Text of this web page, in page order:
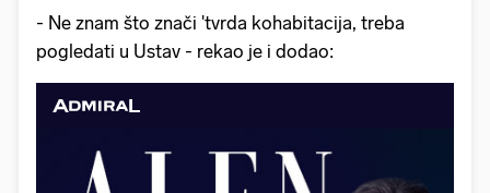
- Ne znam što znači 'tvrda kohabitacija, treba
pogledati u Ustav - rekao je i dodao: